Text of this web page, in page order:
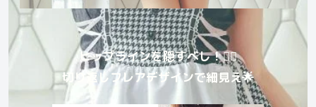
ヒップラインを隠すべし！😶‍🌫️
切り返しフレアデザインで細見え🌟